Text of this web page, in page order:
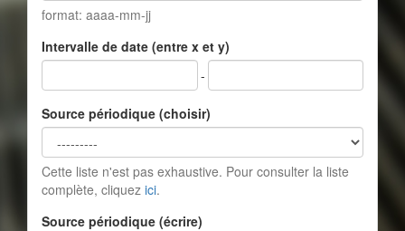
format: aaaa-mm-jj
Intervalle de date (entre x et y)
-
Source périodique (choisir)
Cette liste n'est pas exhaustive. Pour consulter la liste
complète, cliquez ici.
Source périodique (écrire)